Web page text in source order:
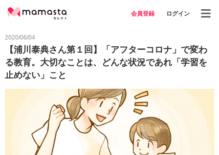
会員登録 ログイン
2020/06/04
【浦川泰典さん第１回】「アフターコロナ」で変わ
る教育。大切なことは、どんな状況であれ「学習を
止めない」こと